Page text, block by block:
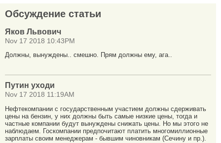
Обсуждение статьи
Яков Львович
Nov 17 2018 10:43PM
Должны, вынуждены.. смешно. Прям должны ему, ага..
Путин уходи
Nov 17 2018 11:19AM
Нефтекомпании с государственным участием должны сдерживать
цены на бензин, у них должны быть самые низкие цены, тогда и
частные компании будут вынуждены снижать цены. Но мы этого не
наблюдаем. Госкомпании предпочитают платить многомиллионные
зарплаты своим менеджерам - бывшим чиновникам (Сечину и пр.).